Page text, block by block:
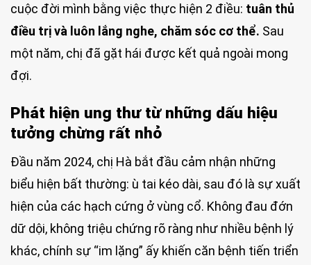
cuộc đời mình bằng việc thực hiện 2 điều: tuân thủ
điều trị và luôn lắng nghe, chăm sóc cơ thể. Sau
một năm, chị đã gặt hái được kết quả ngoài mong
đợi.
Phát hiện ung thư từ những dấu hiệu
tưởng chừng rất nhỏ
Đầu năm 2024, chị Hà bắt đầu cảm nhận những
biểu hiện bất thường: ù tai kéo dài, sau đó là sự xuất
hiện của các hạch cứng ở vùng cổ. Không đau đớn
dữ dội, không triệu chứng rõ ràng như nhiều bệnh lý
khác, chính sự “im lặng” ấy khiến căn bệnh tiến triển